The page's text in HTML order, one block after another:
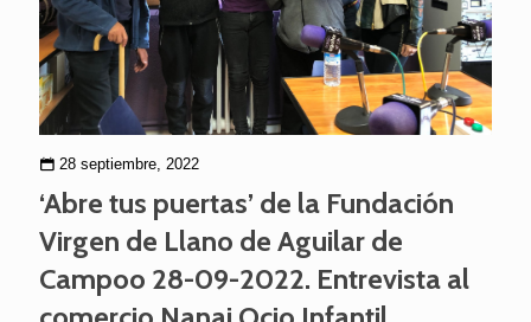
28 septiembre, 2022
‘Abre tus puertas’ de la Fundación
Virgen de Llano de Aguilar de
Campoo 28-09-2022. Entrevista al